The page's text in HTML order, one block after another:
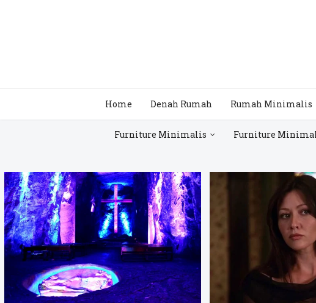
Home Denah Rumah Rumah Minimalis
Furniture Minimalis Furniture